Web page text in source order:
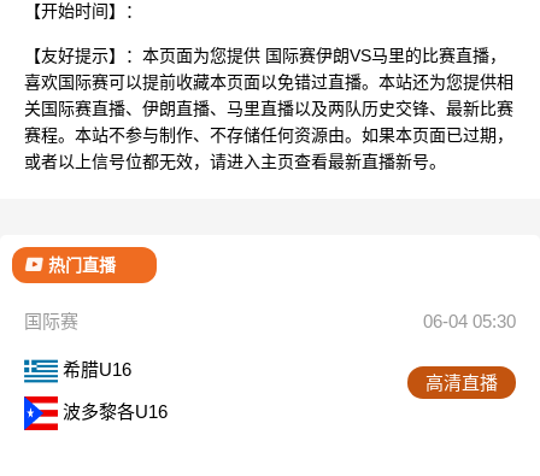
【开始时间】：
【友好提示】：本页面为您提供 国际赛伊朗VS马里的比赛直播，
喜欢国际赛可以提前收藏本页面以免错过直播。本站还为您提供相
关国际赛直播、伊朗直播、马里直播以及两队历史交锋、最新比赛
赛程。本站不参与制作、不存储任何资源由。如果本页面已过期，
或者以上信号位都无效，请进入主页查看最新直播新号。
热门直播
国际赛 06-04 05:30
希腊U16
波多黎各U16
高清直播